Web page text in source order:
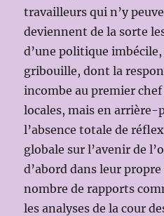
travailleurs qui n’y
deviennent de la sorte
d’une politique
gribouille, dont la
incombe au premier
locales, mais en arrière-
l’absence totale de
globale sur l’avenir de
d’abord dans leur
nombre de rapports
les analyses de la cour